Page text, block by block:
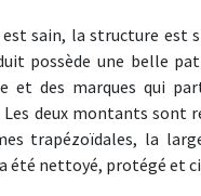
est sain, la structure est
possède une belle
et des marques qui
Les deux montants sont
trapézoïdales, la
été nettoyé, protégé et